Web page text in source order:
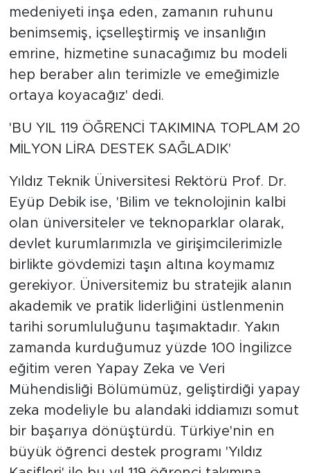
medeniyeti inşa eden, zamanın ruhunu
benimsemiş, içselleştirmiş ve insanlığın
emrine, hizmetine sunacağımız bu modeli
hep beraber alın terimizle ve emeğimizle
ortaya koyacağız' dedi.
'BU YIL 119 ÖĞRENCİ TAKIMINA TOPLAM 20
MİLYON LİRA DESTEK SAĞLADIK'
Yıldız Teknik Üniversitesi Rektörü Prof. Dr.
Eyüp Debik ise, 'Bilim ve teknolojinin kalbi
olan üniversiteler ve teknoparklar olarak,
devlet kurumlarımızla ve girişimcilerimizle
birlikte gövdemizi taşın altına koymamız
gerekiyor. Üniversitemiz bu stratejik alanın
akademik ve pratik liderliğini üstlenmenin
tarihi sorumluluğunu taşımaktadır. Yakın
zamanda kurduğumuz yüzde 100 İngilizce
eğitim veren Yapay Zeka ve Veri
Mühendisliği Bölümümüz, geliştirdiği yapay
zeka modeliyle bu alandaki iddiamızı somut
bir başarıya dönüştürdü. Türkiye'nin en
büyük öğrenci destek programı 'Yıldız